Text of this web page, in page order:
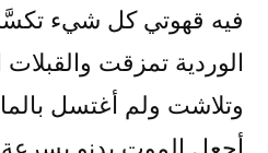
فيه قهوتي كل شيء
الوردية تمزقت
وتلاشت ولم أغتسل